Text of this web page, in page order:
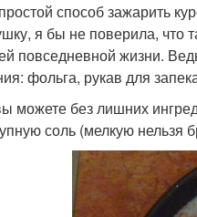
способ зажарить
я бы не поверила, что
повседневной жизни.
фольга, рукав для
можете без лишних
соль (мелкую нельзя